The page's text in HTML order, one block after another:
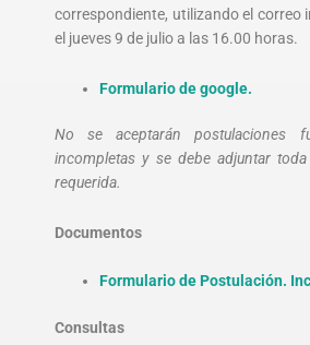
correspondiente, utilizando el correo
el jueves 9 de julio a las 16.00 horas.
Formulario de google.
No se aceptarán postulaciones
incompletas y se debe adjuntar
requerida.
Documentos
Formulario de Postulación.
Consultas